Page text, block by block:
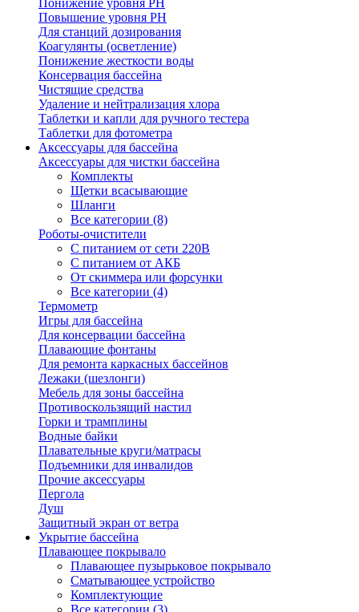
Понижение уровня РН
Повышение уровня РН
Для станций дозирования
Коагулянты (осветление)
Понижение жесткости воды
Консервация бассейна
Чистящие средства
Удаление и нейтрализация хлора
Таблетки и капли для ручного тестера
Таблетки для фотометра
Аксессуары для бассейна
Аксессуары для чистки бассейна
Комплекты
Щетки всасывающие
Шланги
Все категории (8)
Роботы-очистители
С питанием от сети 220В
С питанием от АКБ
От скиммера или форсунки
Все категории (4)
Термометр
Игры для бассейна
Для консервации бассейна
Плавающие фонтаны
Для ремонта каркасных бассейнов
Лежаки (шезлонги)
Мебель для зоны бассейна
Противоскользящий настил
Горки и трамплины
Водные байки
Плавательные круги/матрасы
Подъемники для инвалидов
Прочие аксессуары
Пергола
Душ
Защитный экран от ветра
Укрытие бассейна
Плавающее покрывало
Плавающее пузырьковое покрывало
Сматывающее устройство
Комплектующие
Все категории (3)